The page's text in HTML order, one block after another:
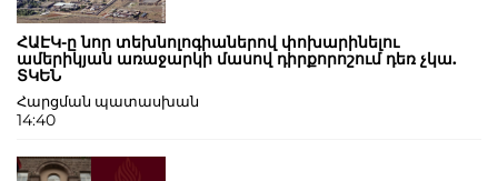
ՀԱԷԿ-ը նոր տեխնոլոգիաներով փոխարինելու
ամերիկյան առաջարկի մասով դիրքորոշում դեռ չկա.
ՏԿԵՆ
Հարցման պատասխան
14:40